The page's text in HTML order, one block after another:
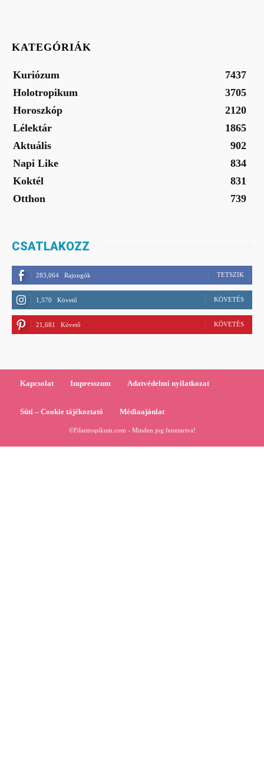
KATEGÓRIÁK
Kuriózum
7437
Holotropikum
3705
Horoszkóp
2120
Lélektár
1865
Aktuális
902
Napi Like
834
Koktél
831
Otthon
739
CSATLAKOZZ
283,064 Rajongók TETSZIK
1,570 Követő KÖVETÉS
21,681 Követő KÖVETÉS
Kapcsolat Impresszum Adatvédelmi nyilatkozat
Süti – Cookie tájékoztató Médiaajánlat
©Filantropikum.com - Minden jog fenntartva!